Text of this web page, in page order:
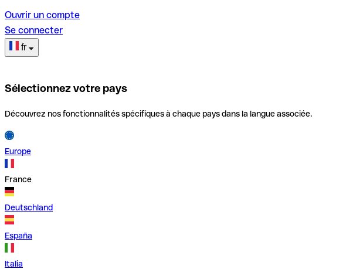
Ouvrir un compte
Se connecter
fr
Sélectionnez votre pays
Découvrez nos fonctionnalités spécifiques à chaque pays dans la langue associée.
Europe
France
Deutschland
España
Italia